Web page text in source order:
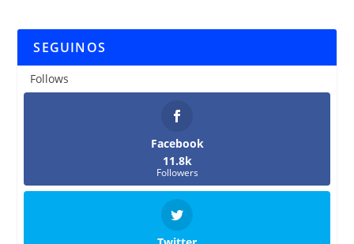
SEGUINOS
Follows
Facebook
11.8k
Followers